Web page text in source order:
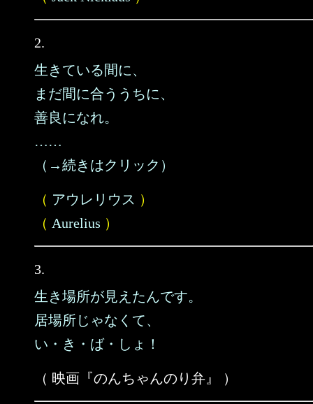
2.
生きている間に、
まだ間に合ううちに、
善良になれ。
……
（→続きはクリック）
（ アウレリウス ）
（ Aurelius ）
3.
生き場所が見えたんです。
居場所じゃなくて、
い・き・ば・しょ！
（ 映画『のんちゃんのり弁』 ）